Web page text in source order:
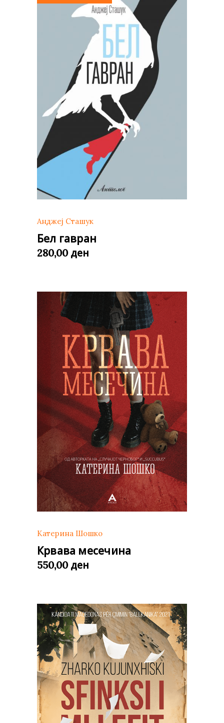
Анджеј Сташук
Бел гавран
280,00 ден
Катерина Шошко
Крвава месечина
550,00 ден